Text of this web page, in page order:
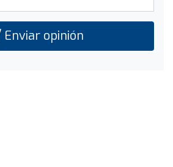
Enviar opinión